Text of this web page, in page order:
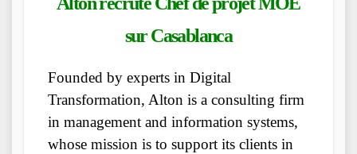
sur Casablanca
Founded by experts in Digital
Transformation, Alton is a consulting firm
in management and information systems,
whose mission is to support its clients in